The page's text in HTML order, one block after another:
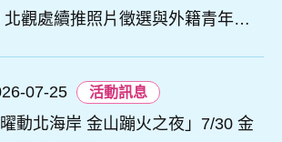
07-25 活動訊息
曜動北海岸 金山蹦火之夜」7/30 金